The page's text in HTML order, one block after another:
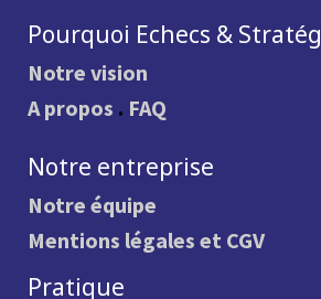
Pourquoi Echecs &
Notre vision
A propos . FAQ
Notre entreprise
Notre équipe
Mentions légales et CGV
Pratique